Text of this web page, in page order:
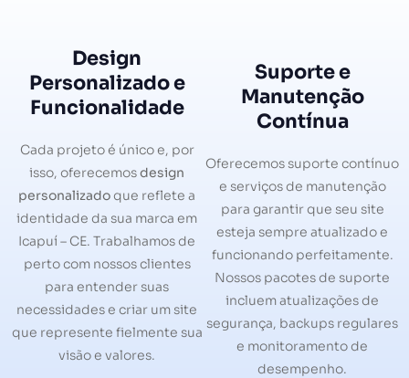
Design
Personalizado e
Funcionalidade
Cada projeto é único e, por
isso, oferecemosdesign
personalizadoque reflete a
identidade da sua marca em
Icapuí – CE. Trabalhamos de
perto com nossos clientes
para entender suas
necessidades e criar um site
que represente fielmente sua
visão e valores.
Suporte e
Manutenção
Contínua
Oferecemos suporte contínuo
e serviços de manutenção
para garantir que seu site
esteja sempre atualizado e
funcionando perfeitamente.
Nossos pacotes de suporte
incluem atualizações de
segurança, backups regulares
e monitoramento de
desempenho.